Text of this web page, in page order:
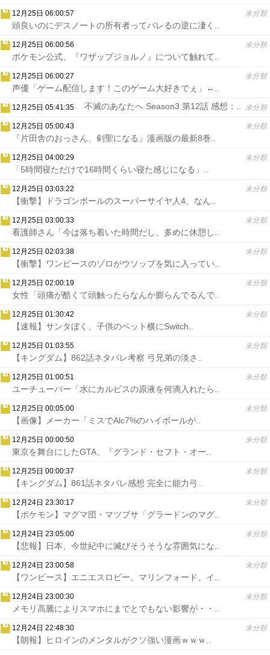
12月25日 06:00:57 未分類
頭良いのにデスノートの所有者ってバレるの逆に凄く..
12月25日 06:00:56 未分類
ポケモン公式、『ワザップジョルノ』について触れて..
12月25日 06:00:27 未分類
声優「ゲーム配信します！このゲーム大好きでぇ」←..
12月25日 05:41:35 未分類
不滅のあなたへ Season3 第12話 感想：..
12月25日 05:00:43 未分類
『片田舎のおっさん、剣聖になる』漫画版の最新8巻..
12月25日 04:00:29 未分類
「5時間寝ただけで16時間くらい寝た感じになる」..
12月25日 03:03:22 未分類
【衝撃】ドラゴンボールのスーパーサイヤ人4、なん..
12月25日 03:00:33 未分類
看護師さん「今は落ち着いた時間だし、多めに休憩し..
12月25日 02:03:38 未分類
【衝撃】ワンピースのゾロがウソップを気に入ってい..
12月25日 02:00:19 未分類
女性「頭痛が酷くて頭触ったらなんか膨らんでるんで..
12月25日 01:30:42 未分類
【速報】サンタぼく、子供のベット横にSwitch..
12月25日 01:03:55 未分類
【キングダム】862話ネタバレ考察 弓兄弟の淡さ..
12月25日 01:00:51 未分類
ユーチューバー「水にカルピスの原液を何滴入れたら..
12月25日 00:05:00 未分類
【画像】メーカー「ミスでAlc7%のハイボールが..
12月25日 00:00:50 未分類
東京を舞台にしたGTA、『グランド・セフト・オー..
12月25日 00:00:37 未分類
【キングダム】861話ネタバレ感想 完全に能力弓..
12月24日 23:30:17 未分類
【ポケモン】マグマ団・マツブサ「グラードンのマグ..
12月24日 23:05:00 未分類
【悲報】日本、今世紀中に滅びそうそうな雰囲気にな..
12月24日 23:00:58 未分類
【ワンピース】エニエスロビー、マリンフォード、イ..
12月24日 23:00:30 未分類
メモリ高騰によりスマホにまでとでもない影響が・・..
12月24日 22:48:30 未分類
【朗報】ヒロインのメンタルがクソ強い漫画ｗｗｗ..